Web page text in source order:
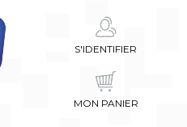
S'IDENTIFIER
MON PANIER